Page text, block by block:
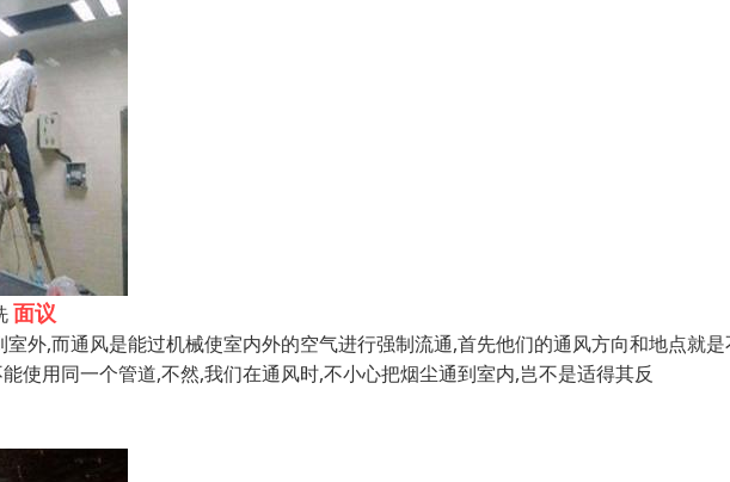
面议
外,而通风是能过机械使室内外的空气进行强制流通,首先他们的通风方向和地点就
使用同一个管道,不然,我们在通风时,不小心把烟尘通到室内,岂不是适得其反